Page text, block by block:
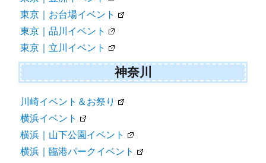
東京｜お台場イベント
東京｜品川イベント
東京｜立川イベント
神奈川
川崎イベント＆お祭り
横浜イベント
横浜｜山下公園イベント
横浜｜臨港パークイベント